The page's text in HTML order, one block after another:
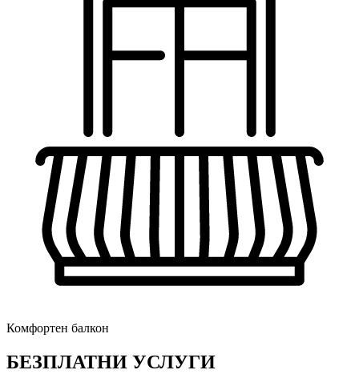
Комфортен балкон
БЕЗПЛАТНИ УСЛУГИ